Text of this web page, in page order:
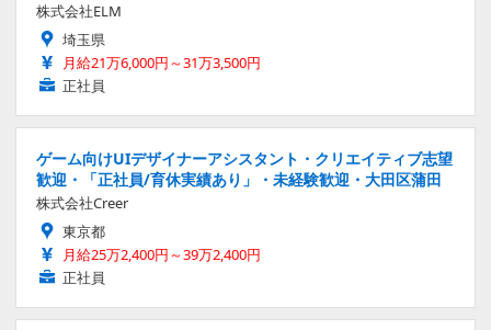
株式会社ELM
埼玉県
月給21万6,000円～31万3,500円
正社員
ゲーム向けUIデザイナーアシスタント・クリエイティブ志望
歓迎・「正社員/育休実績あり」・未経験歓迎・大田区蒲田
株式会社Creer
東京都
月給25万2,400円～39万2,400円
正社員